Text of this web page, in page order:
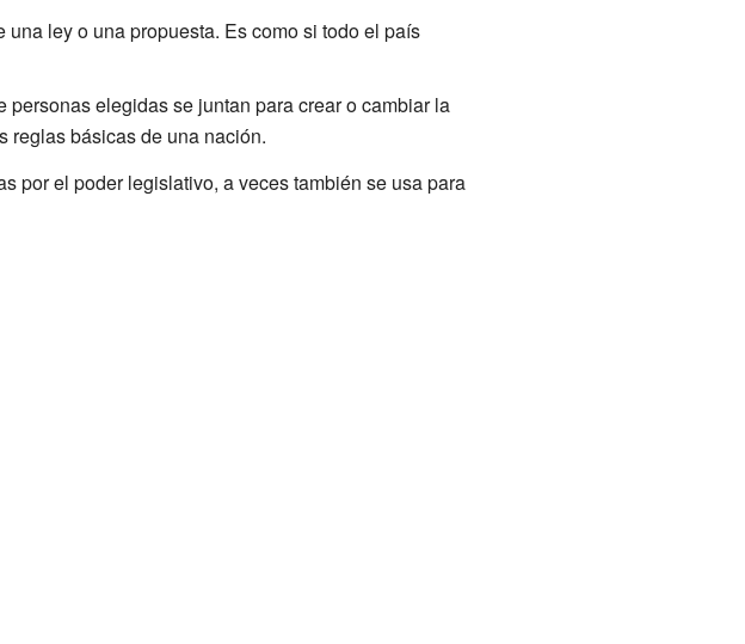
ley o una propuesta. Es como si todo el país
elegidas se juntan para crear o cambiar la
reglas básicas de una nación.
por el poder legislativo, a veces también se usa para